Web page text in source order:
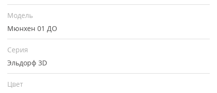
Модель
Мюнхен 01 ДО
Серия
Эльдорф 3D
Цвет